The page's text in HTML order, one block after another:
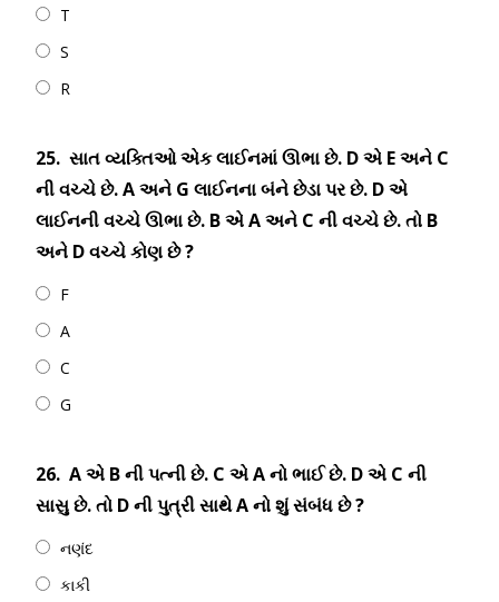
T
S
R
25. સાત વ્યક્તિઓ એક લાઈનમાં ઊભા છે. D એ E અને C
ની વચ્ચે છે. A અને G લાઈનના બંને છેડા પર છે. D એ
લાઈનની વચ્ચે ઊભા છે. B એ A અને C ની વચ્ચે છે. તો B
અને D વચ્ચે કોણ છે ?
F
A
C
G
26. A એ B ની પત્ની છે. C એ A નો ભાઈ છે. D એ C ની
સાસુ છે. તો D ની પુત્રી સાથે A નો શું સંબંધ છે ?
નણંદ
કાકી